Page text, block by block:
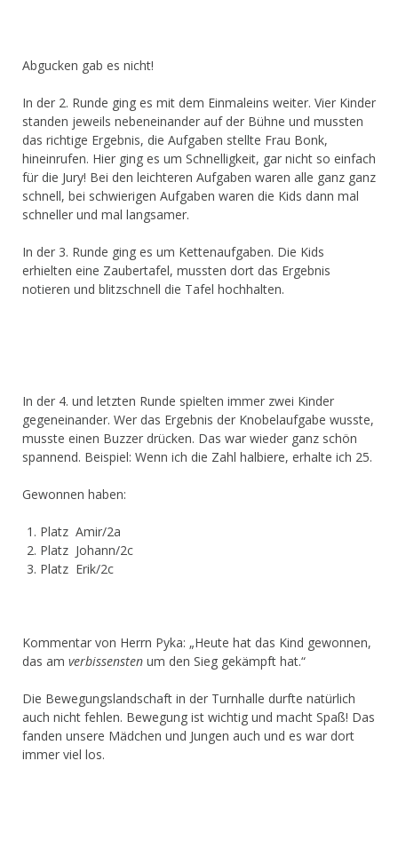
Abgucken gab es nicht!
In der 2. Runde ging es mit dem Einmaleins weiter. Vier Kinder
standen jeweils nebeneinander auf der Bühne und mussten
das richtige Ergebnis, die Aufgaben stellte Frau Bonk,
hineinrufen. Hier ging es um Schnelligkeit, gar nicht so einfach
für die Jury! Bei den leichteren Aufgaben waren alle ganz ganz
schnell, bei schwierigen Aufgaben waren die Kids dann mal
schneller und mal langsamer.
In der 3. Runde ging es um Kettenaufgaben. Die Kids
erhielten eine Zaubertafel, mussten dort das Ergebnis
notieren und blitzschnell die Tafel hochhalten.
In der 4. und letzten Runde spielten immer zwei Kinder
gegeneinander. Wer das Ergebnis der Knobelaufgabe wusste,
musste einen Buzzer drücken. Das war wieder ganz schön
spannend. Beispiel: Wenn ich die Zahl halbiere, erhalte ich 25.
Gewonnen haben:
Platz Amir/2a
Platz Johann/2c
Platz Erik/2c
Kommentar von Herrn Pyka: „Heute hat das Kind gewonnen,
das am verbissensten um den Sieg gekämpft hat.“
Die Bewegungslandschaft in der Turnhalle durfte natürlich
auch nicht fehlen. Bewegung ist wichtig und macht Spaß! Das
fanden unsere Mädchen und Jungen auch und es war dort
immer viel los.